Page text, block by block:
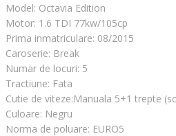
Model: Octavia Edition
Motor: 1.6 TDI 77kw/105cp
Prima inmatriculare: 08/2015
Caroserie: Break
Numar de locuri: 5
Tractiune: Fata
Cutie de viteze:Manuala 5+1 trepte
Culoare: Negru
Norma de poluare: EURO5